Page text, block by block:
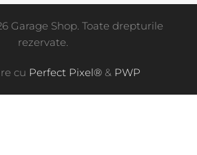
Garage Shop. Toate drepturile
rezervate.
cu Perfect Pixel® & PWP